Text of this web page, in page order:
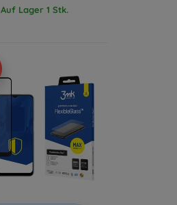
Auf Lager 1 Stk.